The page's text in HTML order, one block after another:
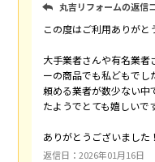
丸吉リフォームの返信
この度はご利用ありがと
大手業者さんや有名業者
ーの商品でも私どもでし
頼める業者が数少ない中
たようでとても嬉しいで
ありがとうございました！
返信日：2026年01月16日